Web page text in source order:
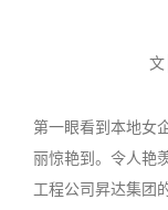
第一眼看到本地女
丽惊艳到。令人艳
工程公司昇达集团